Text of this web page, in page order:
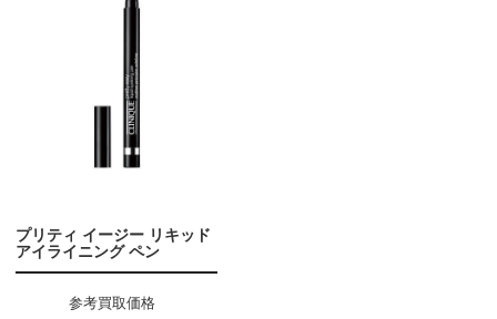
プリティ イージー リキッド
アイライニング ペン
参考買取価格